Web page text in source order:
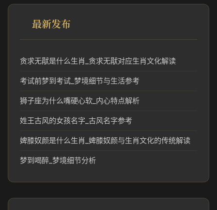
最新发布
贪求无猒是什么生肖_贪求无猒对应生肖文化解读
考试前梦到考试_梦境细节与生活参考
狮子座为什么嘴硬心软_内心特点解析
姓王古风的女孩名字_古风名字参考
婢膝奴颜是什么生肖_婢膝奴颜与生肖文化的传统解读
梦到喝醉_梦境细节分析